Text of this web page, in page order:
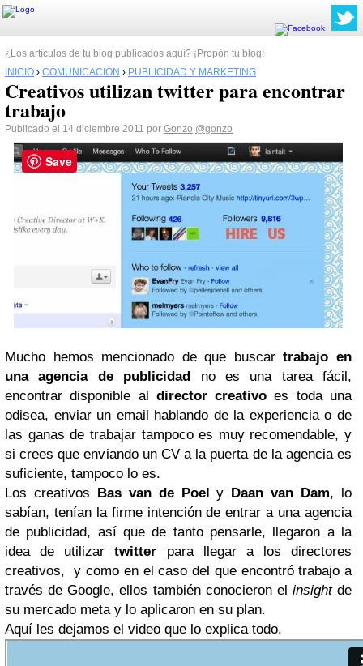
¿Los artículos de tu blog publicados aquí? ¡Propón tu blog!
INICIO › COMUNICACIÓN › PUBLICIDAD Y MARKETING
Creativos utilizan twitter para encontrar
trabajo
Publicado el 14 diciembre 2011 por Gonzo @gonzo
Mucho hemos mencionado de que buscartrabajo en
una agencia de publicidad
no es una tarea fácil,
encontrar disponible al director creativo es toda una
odisea, enviar un email hablando de la experiencia o de
las ganas de trabajar tampoco es muy recomendable, y
si crees que enviando un CV a la puerta de la agencia es
suficiente, tampoco lo es.
Los creativos
Bas van de Poel y Daan van Dam, lo
sabían, tenían la firme intención de entrar a una agencia
de publicidad, así que de tanto pensarle, llegaron a la
idea de utilizartwitter para llegar a los directores
creativos, y como en el caso del que encontró trabajo a
través de Google, ellos también conocieron el insightde
su mercado meta y lo aplicaron en su plan.
Aquí les dejamos el video que lo explica todo.
Save